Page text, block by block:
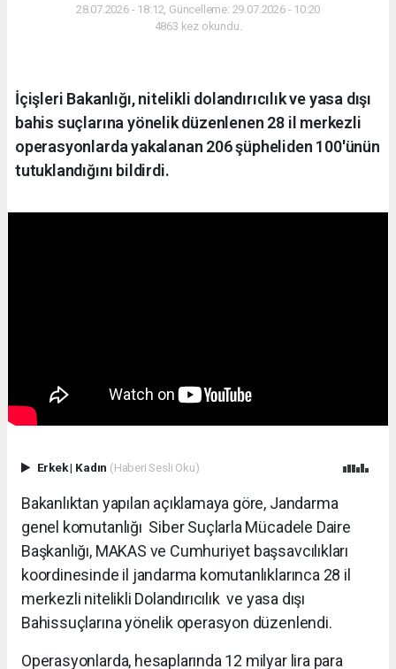
28.07.2026 - 18:12, Güncelleme: 29.07.2026 - 10:20
4863 kez okundu.
İçişleri Bakanlığı, nitelikli dolandırıcılık ve yasa dışı
bahis suçlarına yönelik düzenlenen 28 il merkezli
operasyonlarda yakalanan 206 şüpheliden 100'ünün
tutuklandığını bildirdi.
Erkek| Kadın (Haberi Sesli Oku)
Bakanlıktan yapılan açıklamaya göre, Jandarma
genel komutanlığı Siber Suçlarla Mücadele Daire
Başkanlığı, MAKAS ve Cumhuriyet başsavcılıkları
koordinesinde il jandarma komutanlıklarınca 28 il
merkezli nitelikli Dolandırıcılık ve yasa dışı
Bahissuçlarına yönelik operasyon düzenlendi.
Operasyonlarda, hesaplarında 12 milyar lira para